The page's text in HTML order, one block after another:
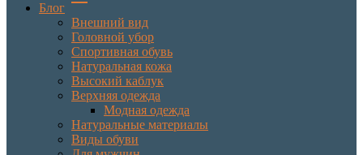
Блог
Внешний вид
Головной убор
Спортивная обувь
Натуральная кожа
Высокий каблук
Верхняя одежда
Модная одежда
Натуральные материалы
Виды обуви